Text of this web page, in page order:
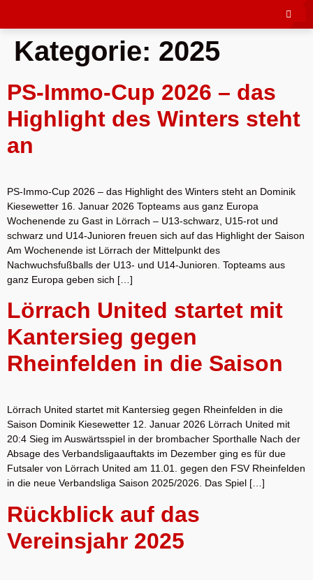
Kategorie: 2025
PS-Immo-Cup 2026 – das
Highlight des Winters steht
an
PS-Immo-Cup 2026 – das Highlight des Winters steht an Dominik
Kiesewetter 16. Januar 2026 Topteams aus ganz Europa
Wochenende zu Gast in Lörrach – U13-schwarz, U15-rot und
schwarz und U14-Junioren freuen sich auf das Highlight der Saison
Am Wochenende ist Lörrach der Mittelpunkt des
Nachwuchsfußballs der U13- und U14-Junioren. Topteams aus
ganz Europa geben sich […]
Lörrach United startet mit
Kantersieg gegen
Rheinfelden in die Saison
Lörrach United startet mit Kantersieg gegen Rheinfelden in die
Saison Dominik Kiesewetter 12. Januar 2026 Lörrach United mit
20:4 Sieg im Auswärtsspiel in der brombacher Sporthalle Nach der
Absage des Verbandsligaauftakts im Dezember ging es für due
Futsaler von Lörrach United am 11.01. gegen den FSV Rheinfelden
in die neue Verbandsliga Saison 2025/2026. Das Spiel […]
Rückblick auf das
Vereinsjahr 2025